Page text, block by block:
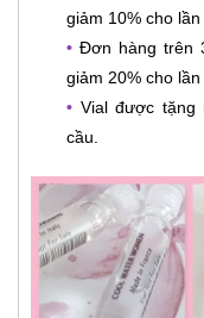
giảm 10% cho lần
• Đơn hàng trên
giảm 20% cho lần
• Vial được tặng
cầu.